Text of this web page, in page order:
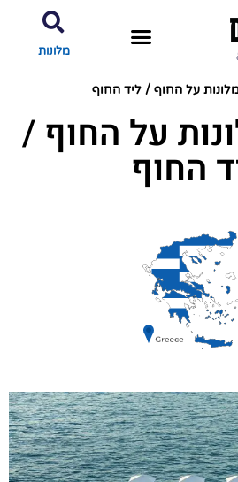
מלונות
על החוף / ליד החוף
על החוף /
החוף